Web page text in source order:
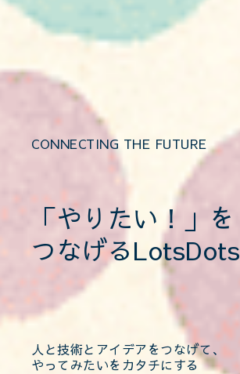
CONNECTING THE FUTURE
「やりたい！」を
つなげるLotsDots
人と技術とアイデアをつなげて、
やってみたいをカタチにする